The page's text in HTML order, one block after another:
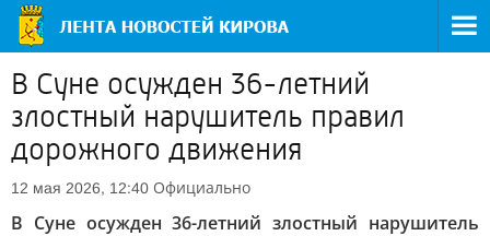
В Суне осужден 36-летний
злостный нарушитель правил
дорожного движения
12 мая 2026, 12:40 Официально
В Суне осужден 36-летний злостный нарушитель